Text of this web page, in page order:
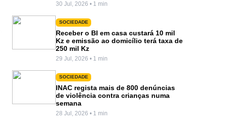
30 Jul, 2026 • 1 min
SOCIEDADE
Receber o BI em casa custará 10 mil
Kz e emissão ao domicílio terá taxa de
250 mil Kz
29 Jul, 2026 • 1 min
SOCIEDADE
INAC regista mais de 800 denúncias
de violência contra crianças numa
semana
28 Jul, 2026 • 1 min